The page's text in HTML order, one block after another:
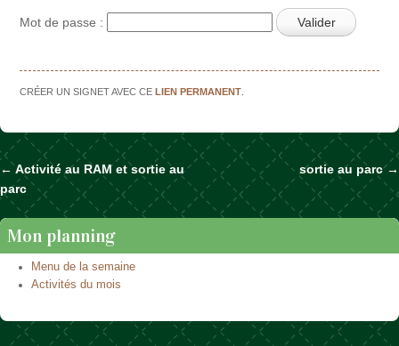
Mot de passe :
CRÉER UN SIGNET AVEC CELIEN PERMANENT
Naviguer dans les articles
←Activité au RAM et sortie au
parc
sortie au parc→
Mon planning
Menu de la semaine
Activités du mois